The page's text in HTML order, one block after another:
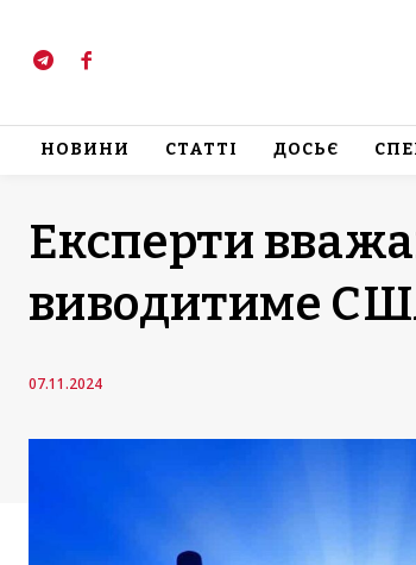
НОВИНИ СТАТТІ ДОСЬЄ
Експерти
виводитиме
07.11.2024